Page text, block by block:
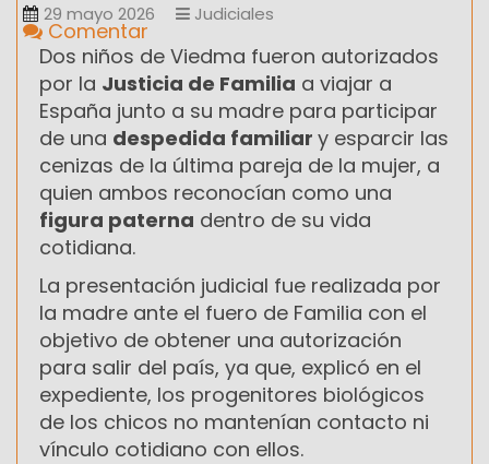
29 mayo 2026 Judiciales
Comentar
Dos niños de Viedma fueron autorizados
por la Justicia de Familia a viajar a
España junto a su madre para participar
de una despedida familiar y esparcir las
cenizas de la última pareja de la mujer, a
quien ambos reconocían como una
figura paterna dentro de su vida
cotidiana.
La presentación judicial fue realizada por
la madre ante el fuero de Familia con el
objetivo de obtener una autorización
para salir del país, ya que, explicó en el
expediente, los progenitores biológicos
de los chicos no mantenían contacto ni
vínculo cotidiano con ellos.